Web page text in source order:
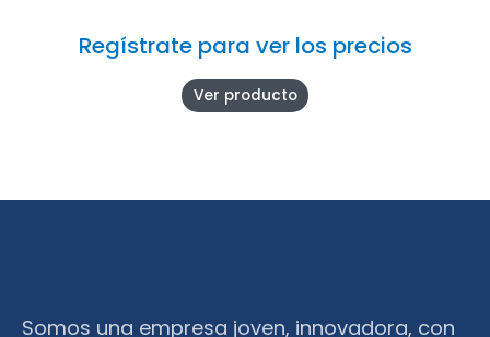
Regístrate para ver los precios
Ver producto
Somos una empresa joven, innovadora, con